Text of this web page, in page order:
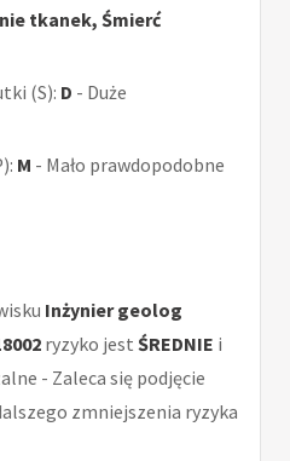
tkanek, Śmierć
(S): D - Duże
M - Mało prawdopodobne
Inżynier geolog
ryzyko jest ŚREDNIE i
- Zaleca się podjęcie
zmniejszenia ryzyka